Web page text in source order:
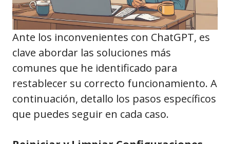
Ante los inconvenientes con ChatGPT, es
clave abordar las soluciones más
comunes que he identificado para
restablecer su correcto funcionamiento. A
continuación, detallo los pasos específicos
que puedes seguir en cada caso.